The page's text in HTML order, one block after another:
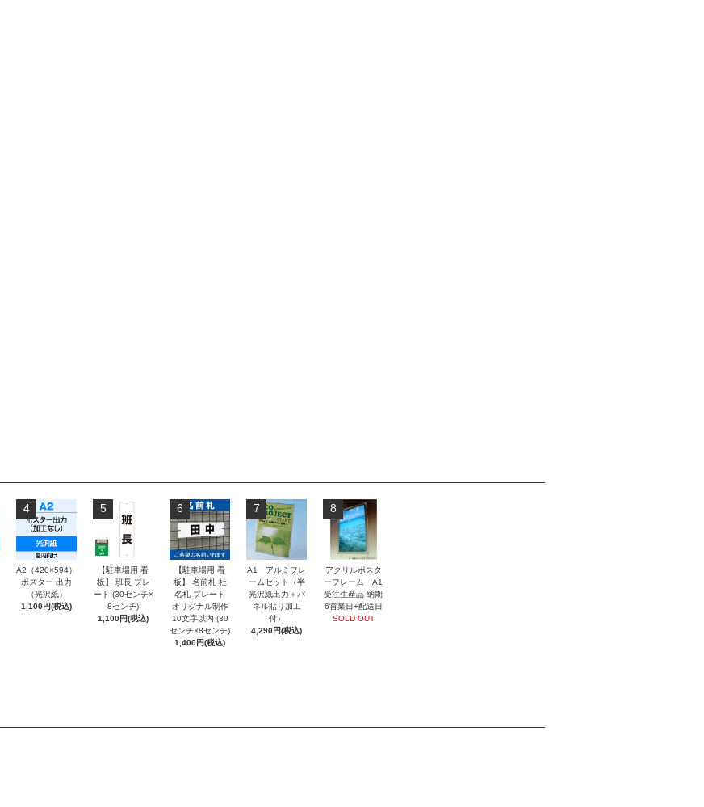
4
A2（420×594）
ポスター 出力
（光沢紙）
1,100円(税込)
5
【駐車場用 看
板】 班長 プレ
ート (30センチ×
8センチ)
1,100円(税込)
6
【駐車場用 看
板】 名前札 社
名札 プレート
オリジナル制作
10文字以内 (30
センチ×8センチ)
1,400円(税込)
7
A1 アルミフレ
ームセット（半
光沢紙出力＋パ
ネル貼り加工
付）
4,290円(税込)
8
アクリルポスタ
ーフレーム A1
受注生産品 納期
6営業日+配送日
SOLD OUT